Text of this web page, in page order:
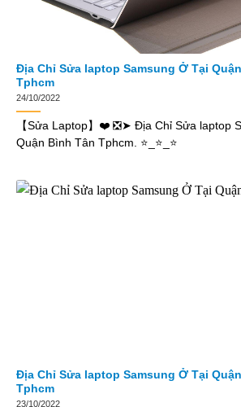
Địa Chỉ Sửa laptop Samsung Ở Tại
Tphcm
24/10/2022
【Sửa Laptop】❤️ ❎➤ Địa Chỉ Sửa laptop
Quận Bình Tân Tphcm. ⭐_⭐_⭐
Địa Chỉ Sửa laptop Samsung Ở Tại
Tphcm
23/10/2022